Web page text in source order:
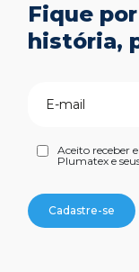
Fique
história,
Aceito receber
Plumatex e
Cadastre-se